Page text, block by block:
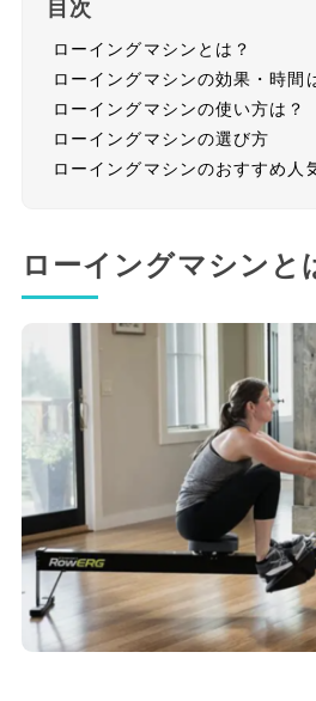
目次
ローイングマシンとは？
ローイングマシンの効果・時間
ローイングマシンの使い方は？
ローイングマシンの選び方
ローイングマシンのおすすめ
ローイングマシンと